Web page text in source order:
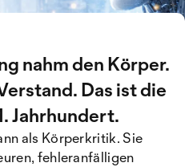
nahm den Körper.
Das ist die
Jahrhundert.
als Körperkritik. Sie
fehleranfälligen